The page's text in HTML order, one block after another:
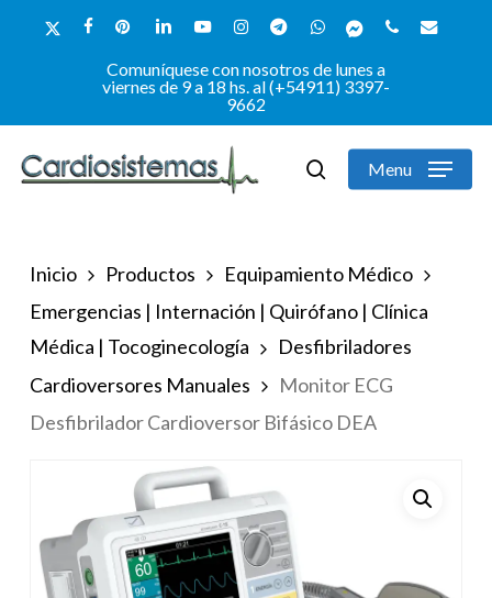
content
x-
facebookpinterestlinkedinyoutubeinstagramtelegramwhatsappmessengerphoneemail
Comuníquese con nosotros de lunes a
viernes de 9 a 18 hs. al (+54911) 3397-
9662
searchMenu
Inicio Productos
Equipamiento Médico
Emergencias | Internación | Quirófano | Clínica
Médica | Tocoginecología
Desfibriladores
Cardioversores Manuales
Monitor ECG
Desfibrilador Cardioversor Bifásico DEA